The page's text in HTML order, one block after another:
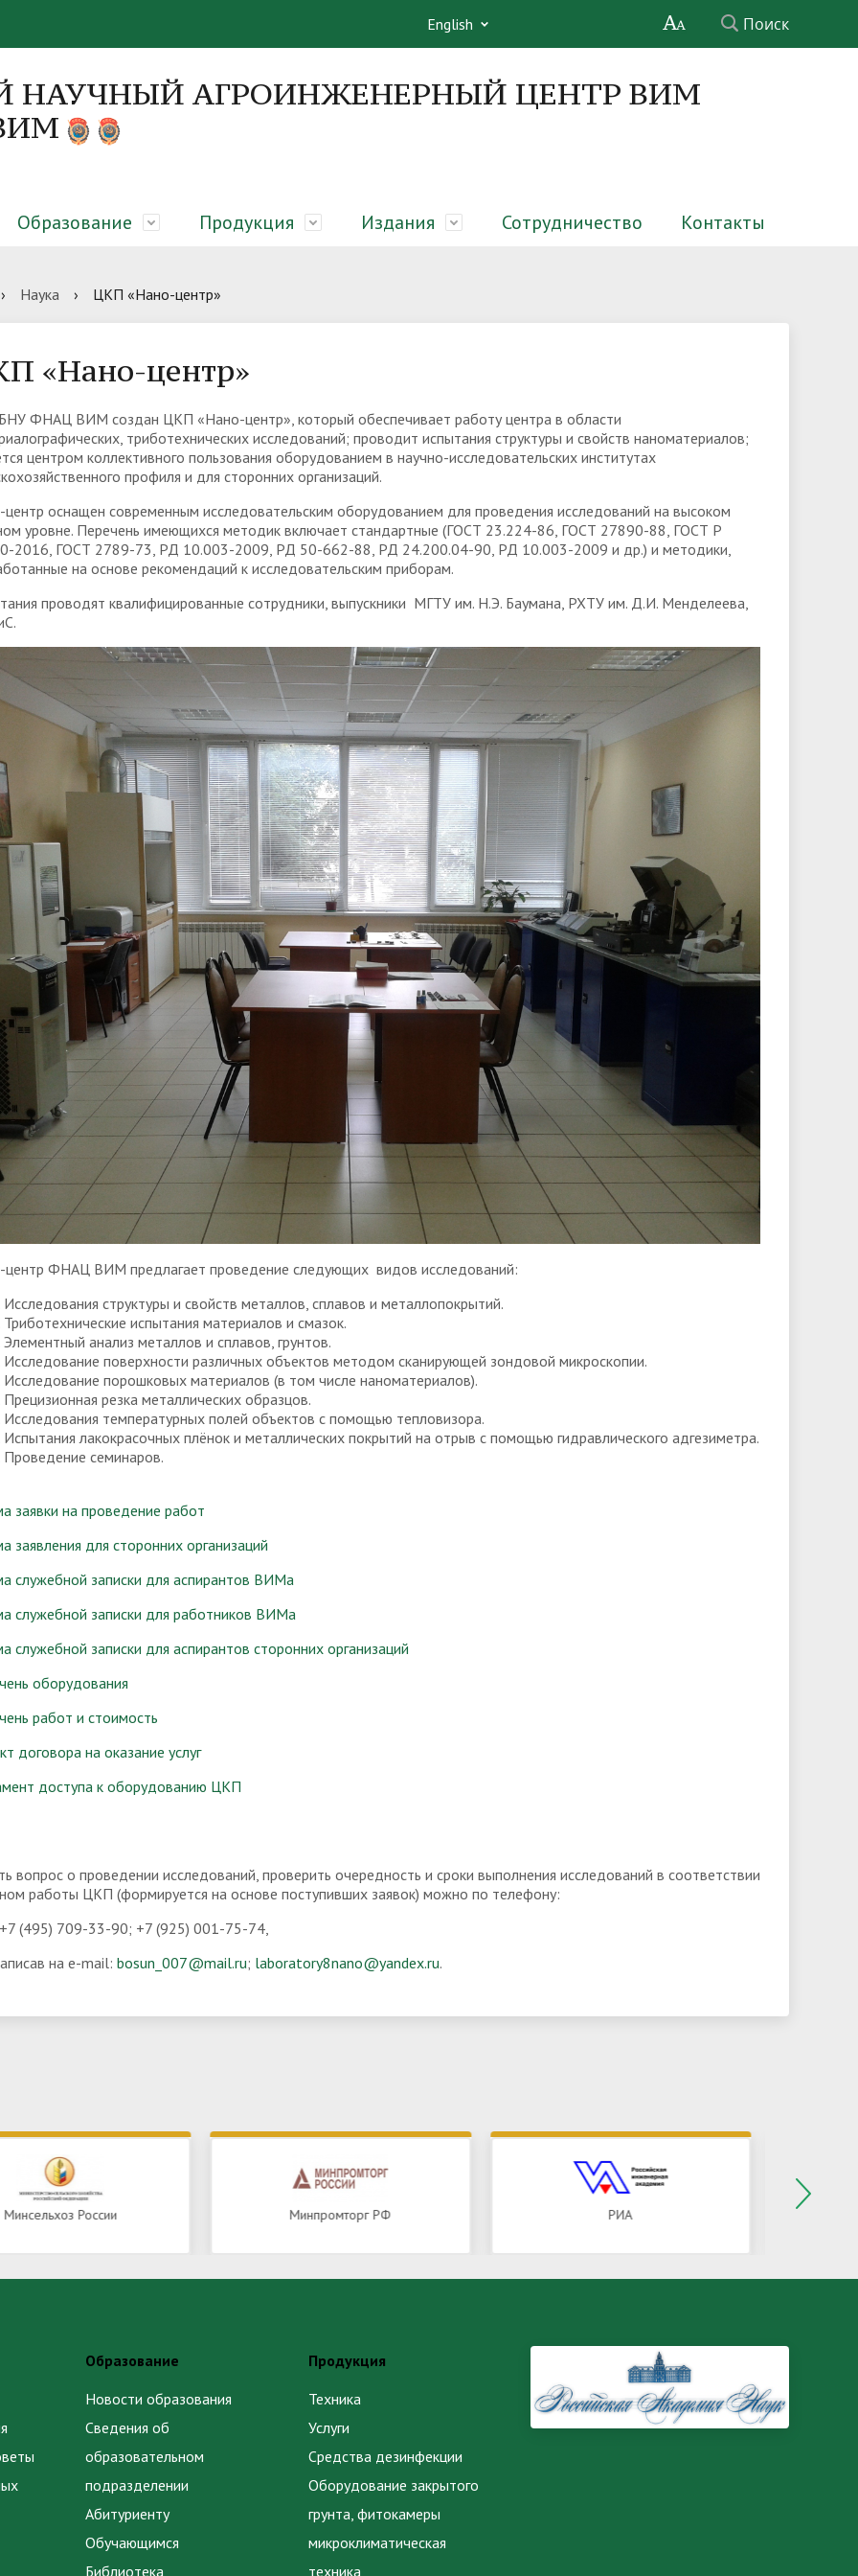
English Поиск
НАУЧНЫЙ АГРОИНЖЕНЕРНЫЙ ЦЕНТР ВИМ
Руководство
Диссертационные советы
Образование
об образовательном
Абитуриенту
Продукция
закрытого грунта,
микроклиматическая
Оборудование для молочных ферм
Издания
Монографии
Сотрудничество Контакты
› Наука › ЦКП «Нано-центр»
«Нано-центр»
ФНАЦ ВИМ создан ЦКП «Нано-центр», который обеспечивает работу центра в области
триботехнических исследований; проводит испытания структуры и свойств наноматериалов;
центром коллективного пользования оборудованием в научно-исследовательских институтах
профиля и для сторонних организаций.
оснащен современным исследовательским оборудованием для проведения исследований на высоком
уровне. Перечень имеющихся методик включает стандартные (ГОСТ 23.224-86, ГОСТ 27890-88, ГОСТ Р
2016, ГОСТ 2789-73, РД 10.003-2009, РД 50-662-88, РД 24.200.04-90, РД 10.003-2009 и др.) и методики,
на основе рекомендаций к исследовательским приборам.
проводят квалифицированные сотрудники, выпускники МГТУ им. Н.Э. Баумана, РХТУ им. Д.И. Менделеева,
ФНАЦ ВИМ предлагает проведение следующих видов исследований:
Исследования структуры и свойств металлов, сплавов и металлопокрытий.
Триботехнические испытания материалов и смазок.
Элементный анализ металлов и сплавов, грунтов.
Исследование поверхности различных объектов методом сканирующей зондовой микроскопии.
Исследование порошковых материалов (в том числе наноматериалов).
Прецизионная резка металлических образцов.
Исследования температурных полей объектов с помощью тепловизора.
Испытания лакокрасочных плёнок и металлических покрытий на отрыв с помощью гидравлического адгезиметра.
Проведение семинаров.
заявки на проведение работ
заявления для сторонних организаций
служебной записки для аспирантов ВИМа
служебной записки для работников ВИМа
служебной записки для аспирантов сторонних организаций
оборудования
работ и стоимость
договора на оказание услуг
доступа к оборудованию ЦКП
вопрос о проведении исследований, проверить очередность и сроки выполнения исследований в соответствии
работы ЦКП (формируется на основе поступивших заявок) можно по телефону:
(495) 709-33-90; +7 (925) 001-75-74,
на e-mail: bosun_007@mail.ru; laboratory8nano@yandex.ru.
Минпромторг РФ РИА РФФИ
Образование
Новости образования
Сведения об
образовательном
подразделении
Абитуриенту
Обучающимся
Библиотека
Продукция
Техника
Услуги
Средства дезинфекции
Оборудование закрытого
грунта, фитокамеры
микроклиматическая
техника